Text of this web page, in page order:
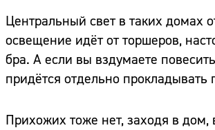
Центральный свет в таких домах
освещение идёт от торшеров,
бра. А если вы вздумаете
придётся отдельно прокладывать
Прихожих тоже нет, заходя в дом,